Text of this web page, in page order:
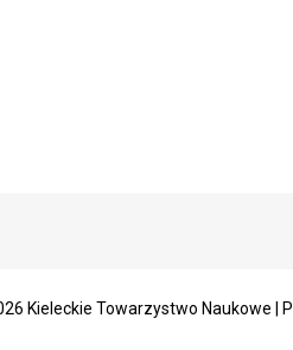
Kieleckie Towarzystwo Naukowe |